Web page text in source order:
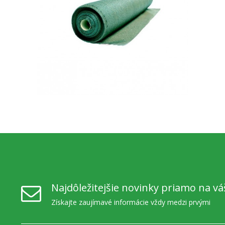
Najdôležitejšie novinky priamo na
Získajte zaujímavé informácie vždy medzi prvými